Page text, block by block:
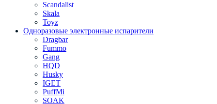
Scandalist
Skala
Toyz
Одноразовые электронные испарители
Dragbar
Fummo
Gang
HQD
Husky
IGET
PuffMi
SOAK